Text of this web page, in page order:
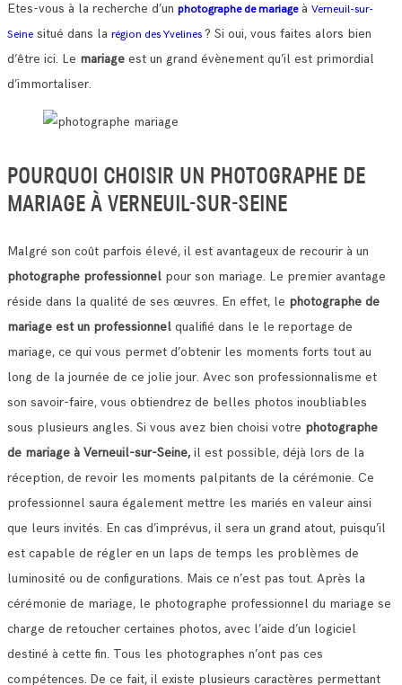
Etes-vous à la recherche d’un photographe de mariageà Verneuil-sur-
Seine situé dans la région des Yvelines ? Si oui, vous faites alors bien
d’être ici. Le mariage est un grand évènement qu’il est primordial
d’immortaliser.
POURQUOI CHOISIR UN PHOTOGRAPHE DE
MARIAGE À VERNEUIL-SUR-SEINE
Malgré son coût parfois élevé, il est avantageux de recourir à un
photographe professionnel pour son mariage. Le premier avantage
réside dans la qualité de ses œuvres. En effet, le photographe de
mariage est un professionnel qualifié dans le le reportage de
mariage, ce qui vous permet d’obtenir les moments forts tout au
long de la journée de ce jolie jour. Avec son professionnalisme et
son savoir-faire, vous obtiendrez de belles photos inoubliables
sous plusieurs angles. Si vous avez bien choisi votre photographe
de mariage à Verneuil-sur-Seine,il est possible, déjà lors de la
réception, de revoir les moments palpitants de la cérémonie. Ce
professionnel saura également mettre les mariés en valeur ainsi
que leurs invités. En cas d’imprévus, il sera un grand atout, puisqu’il
est capable de régler en un laps de temps les problèmes de
luminosité ou de configurations. Mais ce n’est pas tout. Après la
cérémonie de mariage, le photographe professionnel du mariage se
charge de retoucher certaines photos, avec l’aide d’un logiciel
destiné à cette fin. Tous les photographes n’ont pas ces
compétences. De ce fait, il existe plusieurs caractères permettant